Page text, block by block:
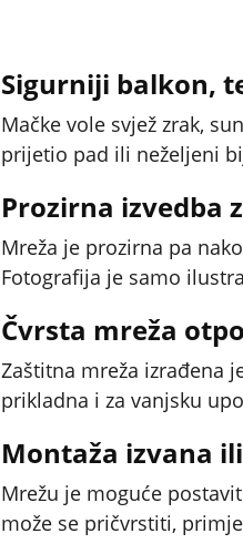
Sigurniji balkon,
Mačke vole svjež zrak,
prijetio pad ili neželjeni
Prozirna izvedba
Mreža je prozirna pa
Fotografija je samo
Čvrsta mreža
Zaštitna mreža izrađena
prikladna i za vanjsku
Montaža izvana
Mrežu je moguće
može se pričvrstiti,